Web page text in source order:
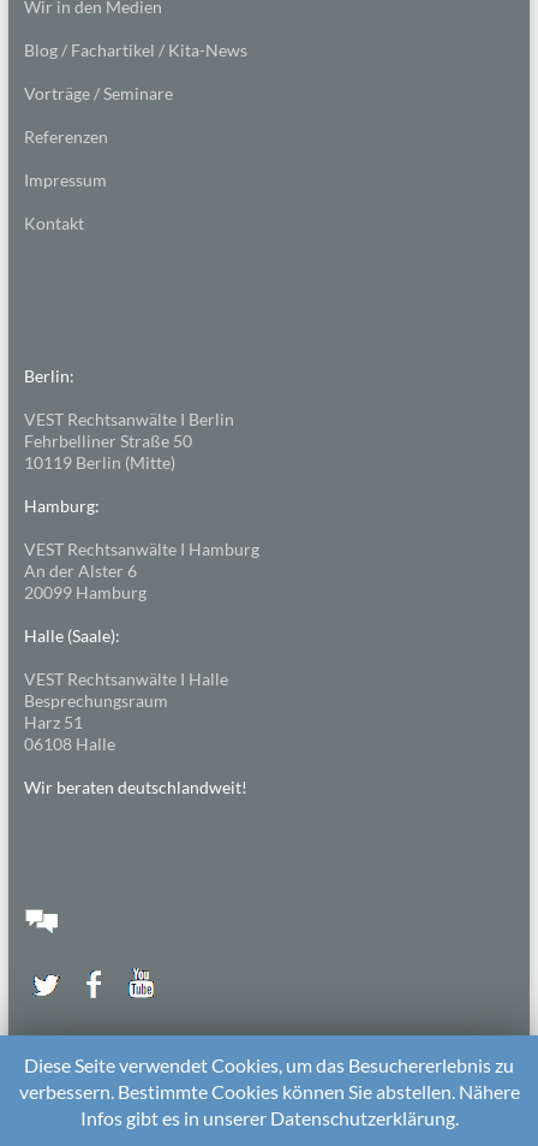
Wir in den Medien
Blog / Fachartikel / Kita-News
Vorträge / Seminare
Referenzen
Impressum
Kontakt
Berlin:
VEST Rechtsanwälte I Berlin
Fehrbelliner Straße 50
10119 Berlin (Mitte)
Hamburg:
VEST Rechtsanwälte I Hamburg
An der Alster 6
20099 Hamburg
Halle (Saale):
VEST Rechtsanwälte I Halle
Besprechungsraum
Harz 51
06108 Halle
Wir beraten deutschlandweit!
2026 beiDie KitarechtlerUnterstützt von:WordPress. Theme: Spacious von
Diese Seite verwendet Cookies, um das Besuchererlebnis zu
verbessern. Bestimmte Cookies können Sie abstellen. Nähere
Infos gibt es in unserer Datenschutzerklärung.